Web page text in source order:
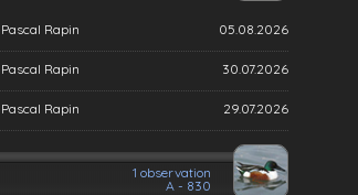
Pascal Rapin 05.08.2026
Pascal Rapin 30.07.2026
Pascal Rapin 29.07.2026
1 observation
A - 830